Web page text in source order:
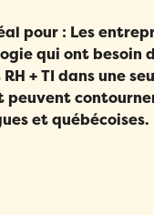
pour : Les
qui ont besoin
+ TI dans une
peuvent
et québécoises.